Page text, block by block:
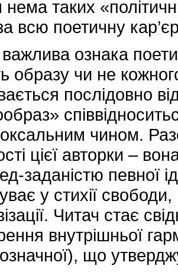
нема таких
всю поетичну
ознака
образу чи не
послідовно
чином.
цієї авторки –
заданістю певної
у стихії
Читач стає
внутрішньої
що